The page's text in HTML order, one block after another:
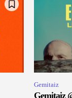
Gemitaiz
Gemitaiz